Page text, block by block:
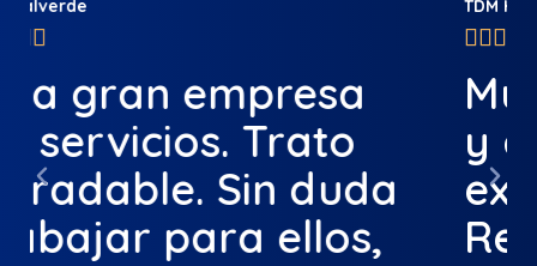
TDM Higiene Ambiental
Muy buena empresa
y con trato
excelente.
Recomendable 100%